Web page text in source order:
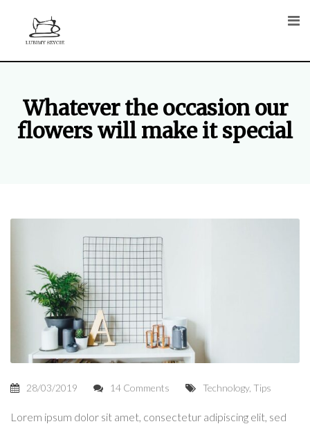
content
Whatever the occasion our
flowers will make it special
28/03/2019 14 Comments Technology, Tips
Lorem ipsum dolor sit amet, consectetur adipiscing elit, sed